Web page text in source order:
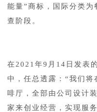
能量”商标，国际分类为
查阶段。
在2021年9月14日发表
中，任总透露：“我们
啡厅，全部由公司设计
家来创业经营，实现服